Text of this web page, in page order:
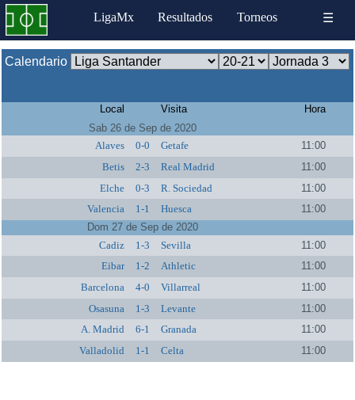
LigaMx Resultados Torneos ☰
Calendario
Local Visita
Hora
Sab 26 de Sep de 2020
Alaves
0-0 Getafe
11:00
Betis
2-3 Real Madrid
11:00
Elche
0-3 R. Sociedad
11:00
Valencia
1-1 Huesca
11:00
Dom 27 de Sep de 2020
Cadiz
1-3 Sevilla
11:00
Eibar
1-2 Athletic
11:00
Barcelona
4-0 Villarreal
11:00
Osasuna
1-3 Levante
11:00
A. Madrid
6-1 Granada
11:00
Valladolid
1-1 Celta 11:00